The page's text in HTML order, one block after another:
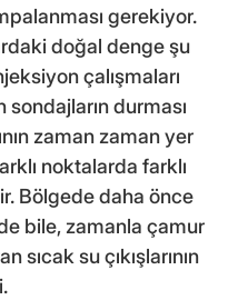
gerekiyor.
doğal denge şu
çalışmaları
durması
zaman zaman yer
noktalarda farklı
Bölgede daha önce
bile, zamanla çamur
sıcak su çıkışlarının